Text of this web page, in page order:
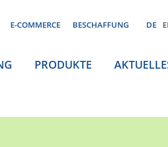
E-COMMERCE BESCHAFFUNG DE
PRODUKTE